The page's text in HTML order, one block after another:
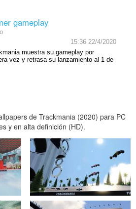
gameplay
15:36 22/4/2020
muestra su gameplay por
vez y retrasa su lanzamiento al 1 de
de Trackmania (2020) para PC
y en alta definición (HD).